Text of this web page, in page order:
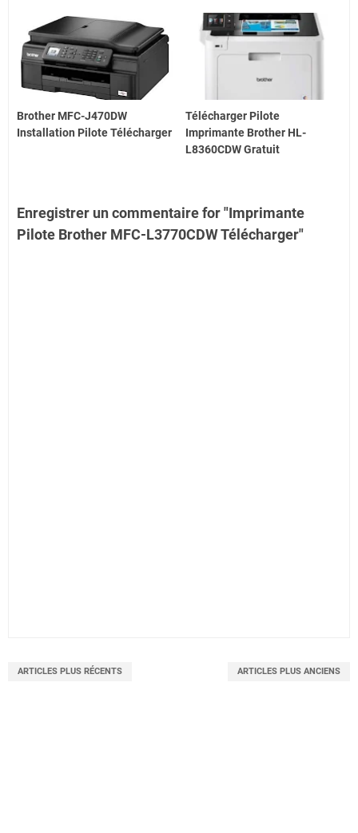
Brother MFC-J470DW
Installation Pilote Télécharger
Télécharger Pilote
Imprimante Brother HL-
L8360CDW Gratuit
Enregistrer un commentaire for "Imprimante
Pilote Brother MFC-L3770CDW Télécharger"
ARTICLES PLUS RÉCENTS ARTICLES PLUS ANCIENS